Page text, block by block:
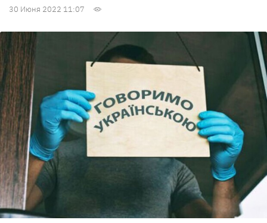
30 Июня 2022 11:07